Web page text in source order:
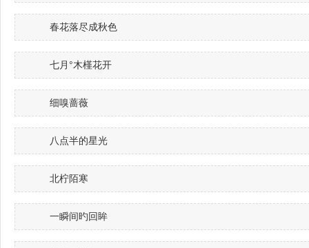
春花落尽成秋色
七月°木槿花开
细嗅蔷薇
八点半的星光
北柠陌寒
一瞬间旳回眸